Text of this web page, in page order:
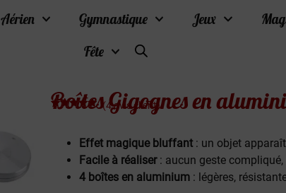
Aérien Gymnastique Jeux
Fête
Boîtes Gigognes en
notations
(4avis client)
Effet magique bluffant: un objet
Facile à réaliser: aucun geste
4 boîtes en aluminium: légères,